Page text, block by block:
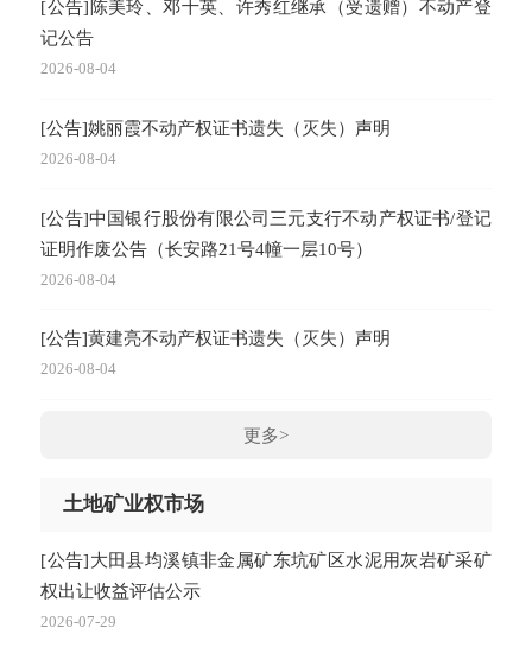
[公告]陈美玲、邓十英、许秀红继承（受遗赠）不动产登
记公告
2026-08-04
[公告]姚丽霞不动产权证书遗失（灭失）声明
2026-08-04
[公告]中国银行股份有限公司三元支行不动产权证书/登记
证明作废公告（长安路21号4幢一层10号）
2026-08-04
[公告]黄建亮不动产权证书遗失（灭失）声明
2026-08-04
更多>
土地矿业权市场
[公告]大田县均溪镇非金属矿东坑矿区水泥用灰岩矿采矿
权出让收益评估公示
2026-07-29